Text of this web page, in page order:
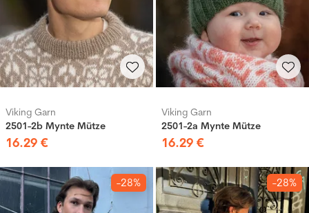
Viking Garn
2501-2b Mynte Mütze
16.29 €
Viking Garn
2501-2a Mynte Mütze
16.29 €
-28% -28%